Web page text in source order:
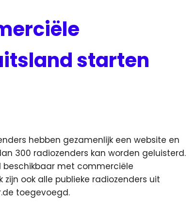
starten
hebben gezamenlijk een website en
300 radiozenders kan worden geluisterd.
beschikbaar met commerciële
ook alle publieke radiozenders uit
toegevoegd.